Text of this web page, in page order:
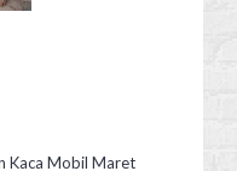
Kaca Mobil Maret